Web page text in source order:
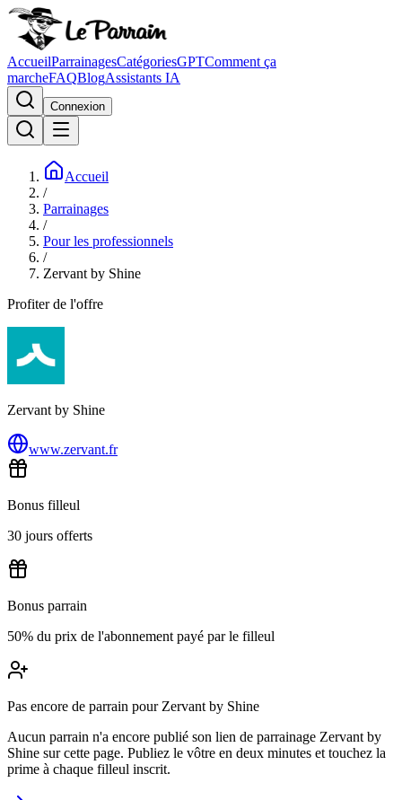
AccueilParrainagesCatégoriesGPTComment ça
marcheFAQBlogAssistants IA
Connexion
Accueil
/
Parrainages
/
Pour les professionnels
/
Zervant by Shine
Profiter de l'offre
Zervant by Shine
www.zervant.fr
Bonus filleul
30 jours offerts
Bonus parrain
50% du prix de l'abonnement payé par le filleul
Pas encore de parrain pour Zervant by Shine
Aucun parrain n'a encore publié son lien de parrainage Zervant by
Shine sur cette page. Publiez le vôtre en deux minutes et touchez la
prime à chaque filleul inscrit.